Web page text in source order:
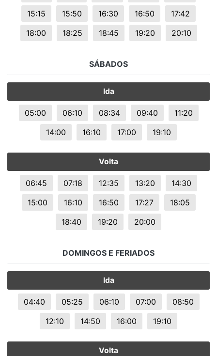
15:15
15:50 16:30 16:50
17:42
18:00
18:25 18:45 19:20 20:10
SÁBADOS
Ida
05:00 06:10 08:34 09:40
11:20
14:00
16:10 17:00 19:10
Volta
06:45 07:18 12:35 13:20
14:30
15:00
16:10 16:50 17:27
18:05
18:40
19:20 20:00
DOMINGOS E FERIADOS
Ida
04:40 05:25 06:10 07:00
08:50
12:10
14:50 16:00 19:10
Volta